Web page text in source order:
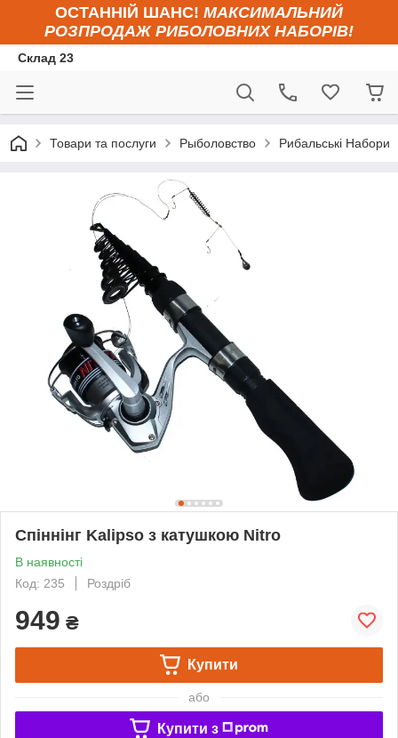
ОСТАННІЙ ШАНС! МАКСИМАЛЬНИЙ
РОЗПРОДАЖ РИБОЛОВНИХ НАБОРІВ!
Склад 23
Товари та послуги Рыболовство Рибальські Набори
Спіннінг Kalipso з катушкою Nitro
В наявності
Код: 235
Роздріб
949 ₴
Купити
або
Купити з